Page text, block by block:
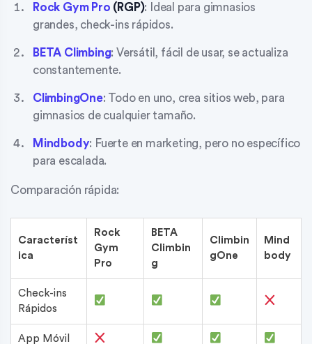
Rock Gym Pro (RGP): Ideal para gimnasios
grandes, check-ins rápidos.
BETA Climbing: Versátil, fácil de usar, se actualiza
constantemente.
ClimbingOne: Todo en uno, crea sitios web, para
gimnasios de cualquier tamaño.
Mindbody: Fuerte en marketing, pero no específico
para escalada.
Comparación rápida:
Característ
ica
Rock
Gym
Pro
BETA
Climbin
g
Climbin
gOne
Mind
body
Check-ins
Rápidos
App Móvil